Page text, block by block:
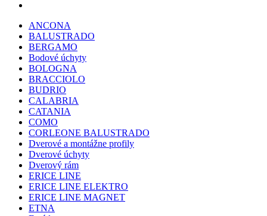
ANCONA
BALUSTRADO
BERGAMO
Bodové úchyty
BOLOGNA
BRACCIOLO
BUDRIO
CALABRIA
CATANIA
COMO
CORLEONE BALUSTRADO
Dverové a montážne profily
Dverové úchyty
Dverový rám
ERICE LINE
ERICE LINE ELEKTRO
ERICE LINE MAGNET
ETNA